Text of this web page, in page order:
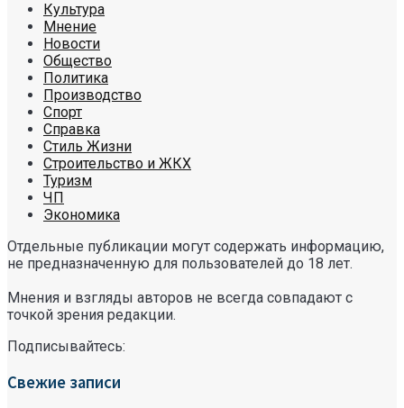
Культура
Мнение
Новости
Общество
Политика
Производство
Спорт
Справка
Стиль Жизни
Строительство и ЖКХ
Туризм
ЧП
Экономика
Отдельные публикации могут содержать информацию,
не предназначенную для пользователей до 18 лет.
Мнения и взгляды авторов не всегда совпадают с
точкой зрения редакции.
Подписывайтесь:
Свежие записи